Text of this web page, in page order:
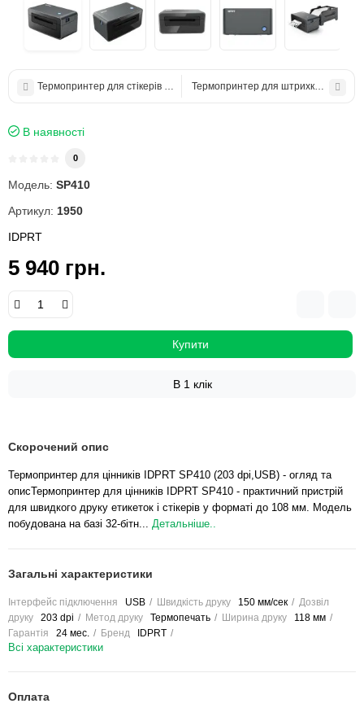
Термопринтер для стікерів IDPRT ID2P (203 dpi,USB+RS232+Ethernet)
Термопринтер для штрихкодів
В наявності
0
Модель: SP410
Артикул: 1950
IDPRT
5 940 грн.
Купити
В 1 клік
Скорочений опис
Термопринтер для цінників IDPRT SP410 (203 dpi,USB) - огляд та
описТермопринтер для цінників IDPRT SP410 - практичний пристрій
для швидкого друку етикеток і стікерів у форматі до 108 мм. Модель
побудована на базі 32-бітн... Детальніше..
Загальні характеристики
Інтерфейс підключення USB Швидкість друку 150 мм/сек
Дозвіл
друку
203 dpi Метод друку Термопечать Ширина друку
118 мм
Гарантія
24 мес. Бренд IDPRT
Всі характеристики
Оплата